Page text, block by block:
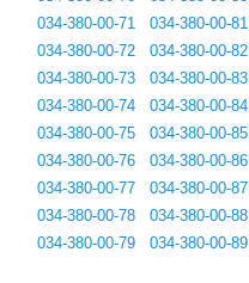
034-380-00-71
034-380-00-72
034-380-00-73
034-380-00-74
034-380-00-75
034-380-00-76
034-380-00-77
034-380-00-78
034-380-00-79
034-380-00-81
034-380-00-82
034-380-00-83
034-380-00-84
034-380-00-85
034-380-00-86
034-380-00-87
034-380-00-88
034-380-00-89